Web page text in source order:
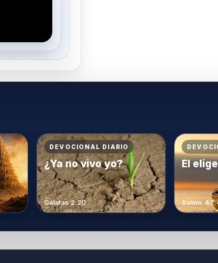
DEVOCIONAL DIARIO
¿Ya no vivo yo?
Gálatas 2:20
Él
Salmo